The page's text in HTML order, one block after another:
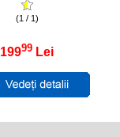
(1 / 1)
19999 Lei